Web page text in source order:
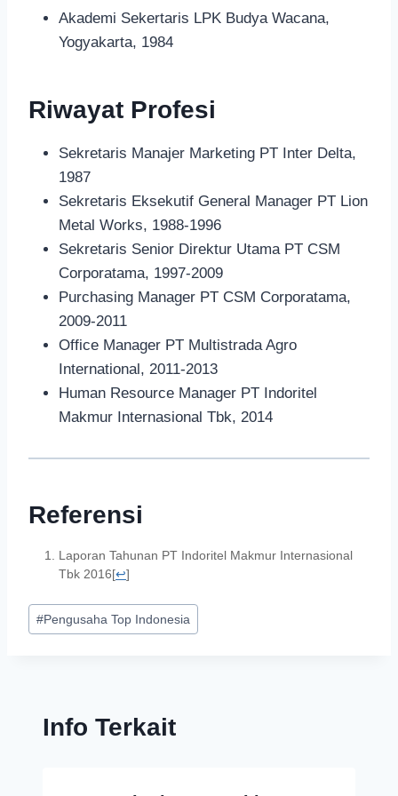
Akademi Sekertaris LPK Budya Wacana,
Yogyakarta, 1984
Riwayat Profesi
Sekretaris Manajer Marketing PT Inter Delta,
1987
Sekretaris Eksekutif General Manager PT Lion
Metal Works, 1988-1996
Sekretaris Senior Direktur Utama PT CSM
Corporatama, 1997-2009
Purchasing Manager PT CSM Corporatama,
2009-2011
Office Manager PT Multistrada Agro
International, 2011-2013
Human Resource Manager PT Indoritel
Makmur Internasional Tbk, 2014
Referensi
Laporan Tahunan PT Indoritel Makmur Internasional
Tbk 2016[↩]
#Pengusaha Top Indonesia
Info Terkait